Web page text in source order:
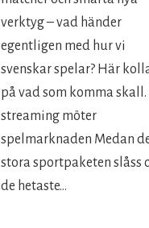
verktyg – vad händer
egentligen med hur vi
svenskar spelar? Här
på vad som komma
streaming möter
spelmarknaden Medan
stora sportpaketen slåss
de hetaste…